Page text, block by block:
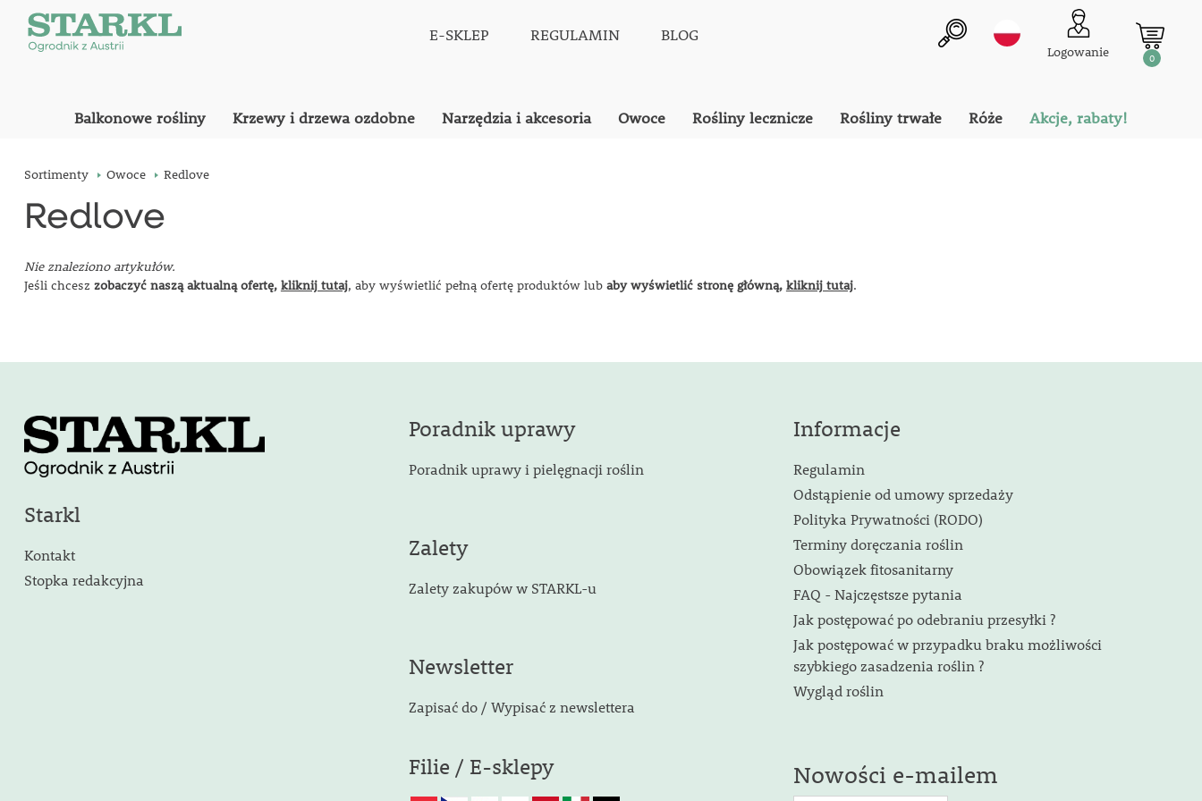
E-SKLEP REGULAMIN BLOG
Logowanie 0
Balkonowe rośliny Krzewy i drzewa ozdobne Narzędzia i akcesoria Owoce Rośliny lecznicze Rośliny trwałe Róże Akcje, rabaty!
Sortimenty Owoce Redlove
Redlove
Nie znaleziono artykułów.
Jeśli chcesz zobaczyć naszą aktualną ofertę, kliknij tutaj, aby wyświetlić pełną ofertę produktów lub aby wyświetlić stronę główną, kliknij tutaj.
Starkl
Kontakt
Stopka redakcyjna
Poradnik uprawy
Poradnik uprawy i pielęgnacji roślin
Zalety
Zalety zakupów w STARKL-u
Newsletter
Zapisać do / Wypisać z newslettera
Filie / E-sklepy
Informacje
Regulamin
Odstąpienie od umowy sprzedaży
Polityka Prywatności (RODO)
Terminy doręczania roślin
Obowiązek fitosanitarny
FAQ - Najczęstsze pytania
Jak postępować po odebraniu przesyłki ?
Jak postępować w przypadku braku możliwości
szybkiego zasadzenia roślin ?
Wygląd roślin
Nowości e-mailem